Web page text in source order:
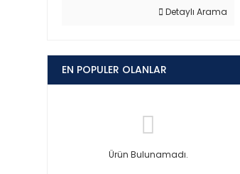
Detaylı Arama
EN POPULER OLANLAR
Ürün Bulunamadı.